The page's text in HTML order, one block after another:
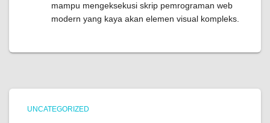
mampu mengeksekusi skrip pemrograman web
modern yang kaya akan elemen visual kompleks.
UNCATEGORIZED